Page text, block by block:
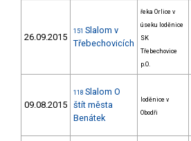
26.09.2015
151 Slalom v
Třebechovicích
řeka Orlice v
úseku loděnice
SK
Třebechovice
p.O.
09.08.2015
118 Slalom O
štít města
Benátek
loděnice v
Obodři